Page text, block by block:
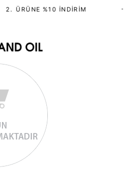
2.⁠ ⁠ÜRÜNE %10 İNDIRIM